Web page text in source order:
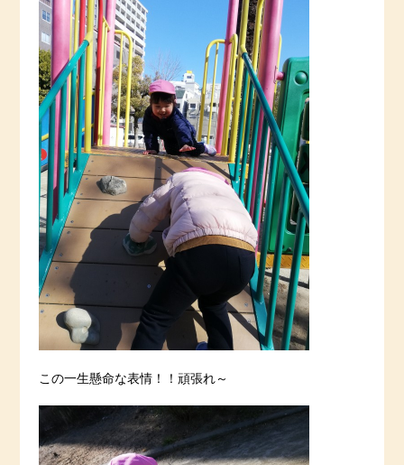
この一生懸命な表情！！頑張れ～